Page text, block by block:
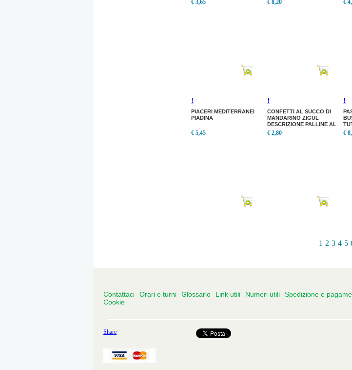
OMOGENEIZZATO MELA
€ 3,65 € 8,20 €
!
PIACERI MEDITERRANEI
PIADINA
€ 5,45
!
CONFETTI AL SUCCO DI
MANDARINO ZIGUL
DESCRIZIONE PALLINE AL
SUCCO DI MANDARINO
SENZA
€ 2,80
!
€
1 2 3 4 5
Contattaci Orari e turni Glossario Link utili Numeri utili Spedizione e
Cookie
Share